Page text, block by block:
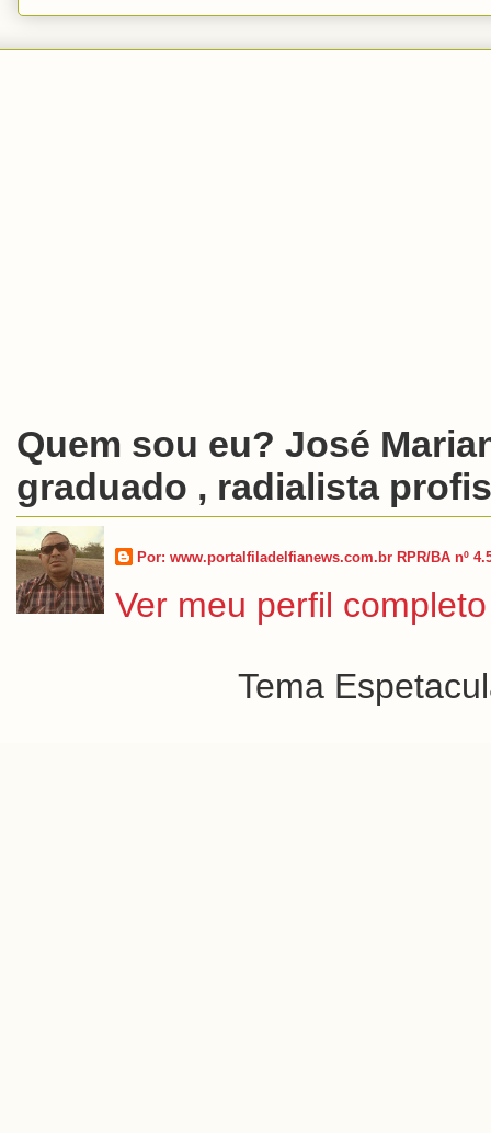
Quem sou eu? José
graduado , radialista
Por: www.portalfiladelfianews.com.br RPR/BA nº
Ver meu perfil completo
Tema